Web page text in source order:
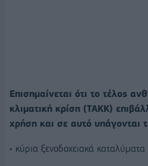
Επισημαίνεται ότι το τέλος
κλιματική κρίση (ΤΑΚΚ)
χρήση και σε αυτό υπάγονται
• κύρια ξενοδοχειακά καταλύματα